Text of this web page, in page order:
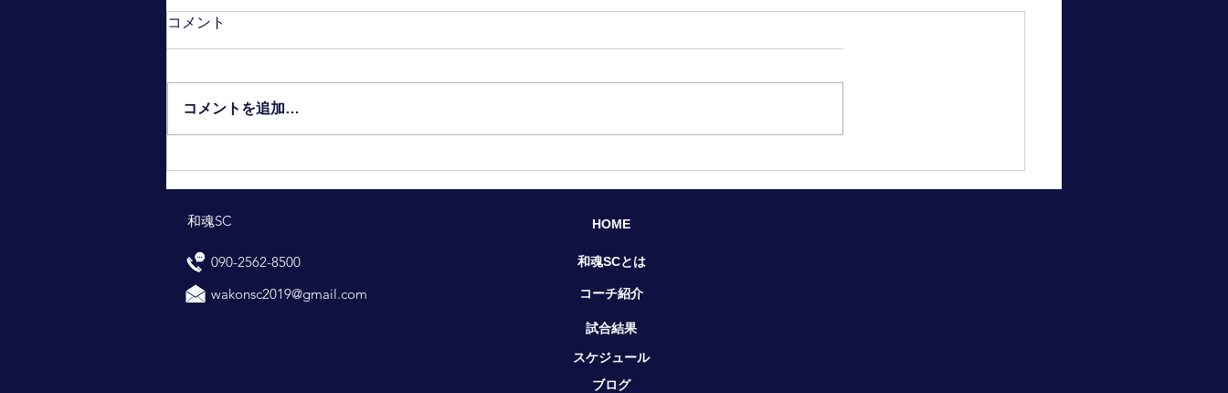
コメント
コメントを追加…
和魂SC
090-2562-8500
wakonsc2019@gmail.com
HOME​
​和魂SCとは
コーチ紹介
試合結果
スケジュール
ブログ